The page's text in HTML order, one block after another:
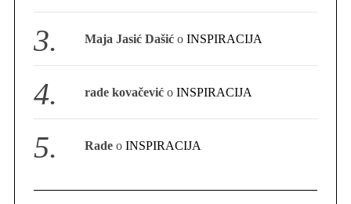
Maja Jasić Dašić oINSPIRACIJA
rade kovačević oINSPIRACIJA
Rade oINSPIRACIJA